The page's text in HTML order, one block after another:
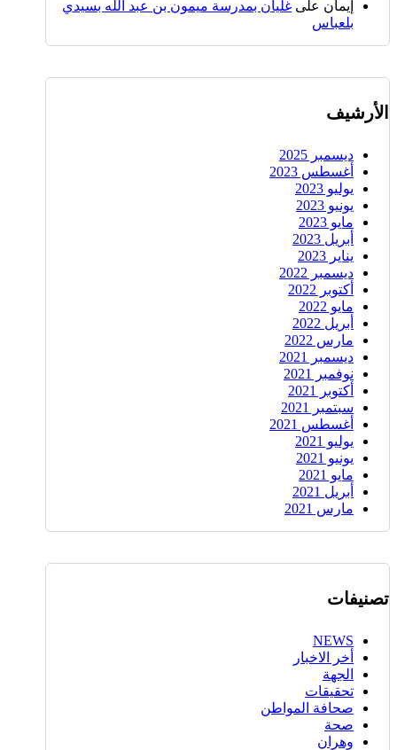
إيمان على غليان بمدرسة ميمون بن عبد الله بسيدي
بلعباس
الأرشيف
ديسمبر 2025
أغسطس 2023
يوليو 2023
يونيو 2023
مايو 2023
أبريل 2023
يناير 2023
ديسمبر 2022
أكتوبر 2022
مايو 2022
أبريل 2022
مارس 2022
ديسمبر 2021
نوفمبر 2021
أكتوبر 2021
سبتمبر 2021
أغسطس 2021
يوليو 2021
يونيو 2021
مايو 2021
أبريل 2021
مارس 2021
تصنيفات
NEWS
أخر الاخبار
الجهة
تحقيقات
صحافة المواطن
صحة
وهران